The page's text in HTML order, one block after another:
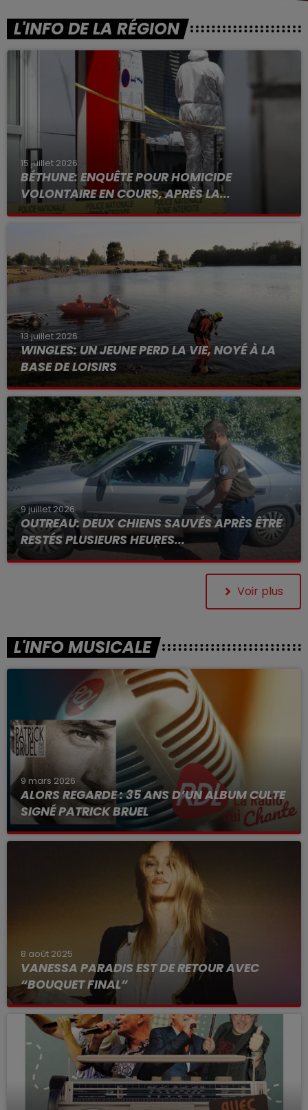
L'INFO DE LA RÉGION
15 juillet 2026
BÉTHUNE: ENQUÊTE POUR HOMICIDE
VOLONTAIRE EN COURS, APRÈS LA...
Selon les premiers éléments, le logement servait
13 juillet 2026
WINGLES: UN JEUNE PERD LA VIE, NOYÉ À LA
BASE DE LOISIRS
La victime a coulé à pic
9 juillet 2026
OUTREAU: DEUX CHIENS SAUVÉS APRÈS ÊTRE
RESTÉS PLUSIEURS HEURES...
Voir plus
L'INFO MUSICALE
9 mars 2026
ALORS REGARDE : 35 ANS D’UN ALBUM CULTE
SIGNÉ PATRICK BRUEL
8 août 2025
VANESSA PARADIS EST DE RETOUR AVEC
“BOUQUET FINAL”